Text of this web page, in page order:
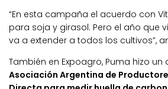
“En esta campaña el acuerdo con
para soja y girasol. Pero el año que
va a extender a todos los cultivos”,
También en Expoagro, Puma hizo un
Asociación Argentina de